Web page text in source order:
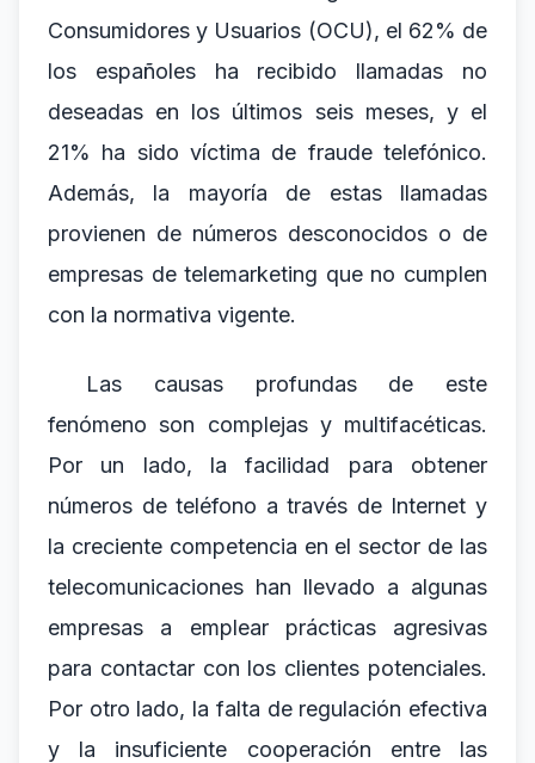
Consumidores y Usuarios (OCU), el 62% de
los españoles ha recibido llamadas no
deseadas en los últimos seis meses, y el
21% ha sido víctima de fraude telefónico.
Además, la mayoría de estas llamadas
provienen de números desconocidos o de
empresas de telemarketing que no cumplen
con la normativa vigente.
Las causas profundas de este
fenómeno son complejas y multifacéticas.
Por un lado, la facilidad para obtener
números de teléfono a través de Internet y
la creciente competencia en el sector de las
telecomunicaciones han llevado a algunas
empresas a emplear prácticas agresivas
para contactar con los clientes potenciales.
Por otro lado, la falta de regulación efectiva
y la insuficiente cooperación entre las